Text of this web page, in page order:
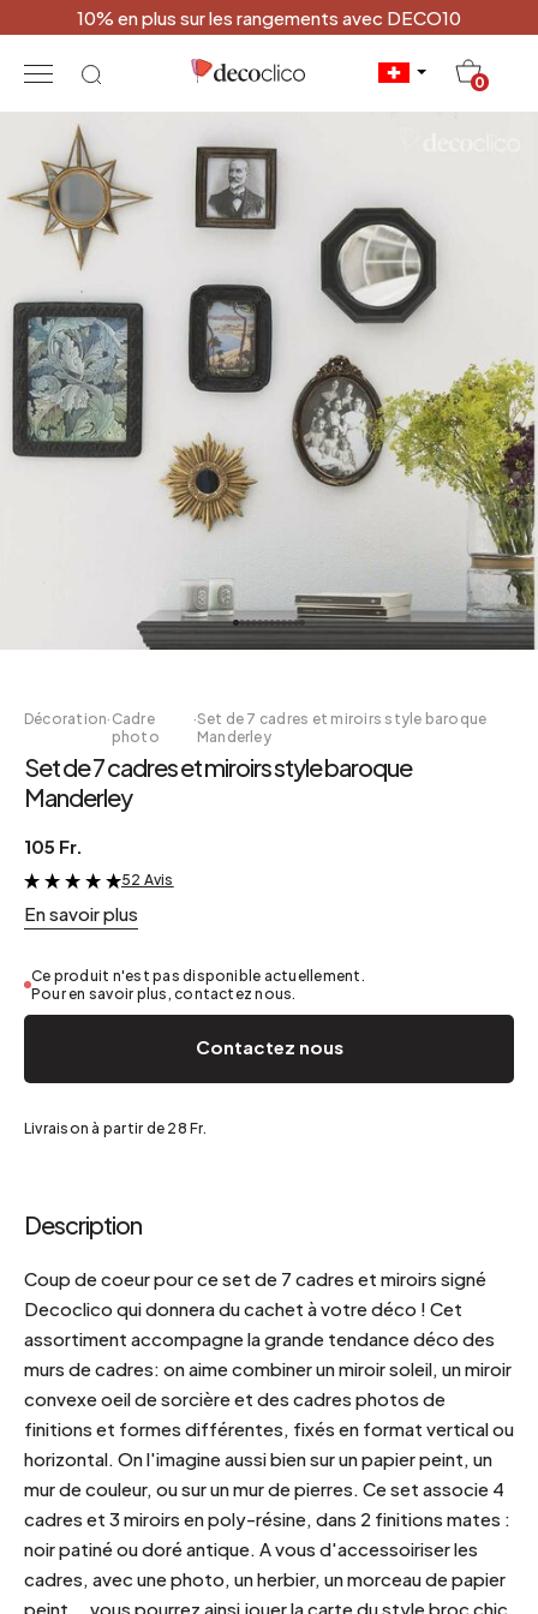
10% en plus sur les rangements avec DECO10
0
Décoration· Cadre
photo
·Set de 7 cadres et miroirs style baroque
Manderley
Set de 7 cadres et miroirs style baroque
Manderley
105 Fr.
&
52 Avis
En savoir plus
Ce produit n'est pas disponible actuellement.
Pour en savoir plus, contactez nous.
Contactez nous
Livraison à partir de 28 Fr.
Description
Coup de coeur pour ce set de 7 cadres et miroirs signé
Decoclico qui donnera du cachet à votre déco ! Cet
assortiment accompagne la grande tendance déco des
murs de cadres: on aime combiner un miroir soleil, un miroir
convexe oeil de sorcière et des cadres photos de
finitions et formes différentes, fixés en format vertical ou
horizontal. On l'imagine aussi bien sur un papier peint, un
mur de couleur, ou sur un mur de pierres. Ce set associe 4
cadres et 3 miroirs en poly-résine, dans 2 finitions mates :
noir patiné ou doré antique. A vous d'accessoiriser les
cadres, avec une photo, un herbier, un morceau de papier
peint... vous pourrez ainsi jouer la carte du style broc chic,